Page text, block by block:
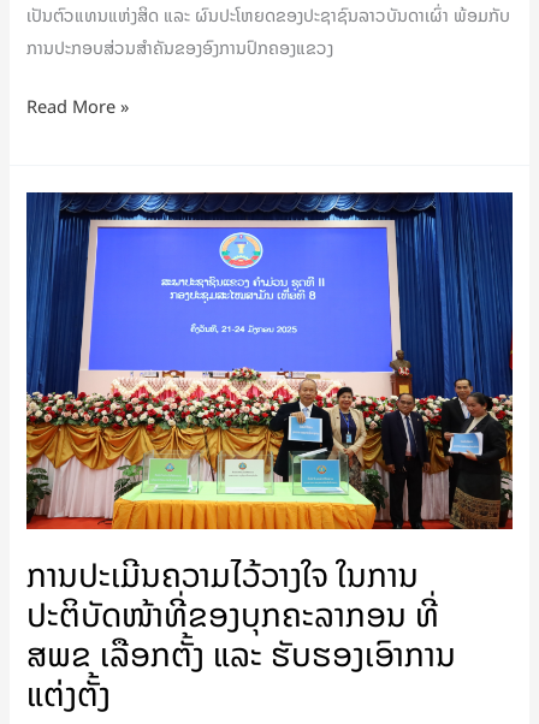
ເປັນຕົວແທນແຫ່ງສິດ ແລະ ຜົນປະໂຫຍດຂອງປະຊາຊົນລາວບັນດາເຜົ່າ ພ້ອມກັບ
ການປະກອບສ່ວນສໍາຄັນຂອງອົງການປົກຄອງແຂວງ
Read More »
ການປະເມີນຄວາມໄວ້ວາງໃຈ ໃນການ
ປະຕິບັດໜ້າທີ່ຂອງບຸກຄະລາກອນ ທີ່
ສພຂ ເລືອກຕັ້ງ ແລະ ຮັບຮອງເອົາການ
ແຕ່ງຕັ້ງ
ການ
ປະເມີນ
ຄວາມ
ໄວ້ວາງໃຈ
ໃນ
ການ
ປະຕິບັດ
ໜ້າທີ່
ຂອງ
ບຸກ
ຄະ
ລາ
ກອນ
ທີ່
ສພຂ
ເລືອກ